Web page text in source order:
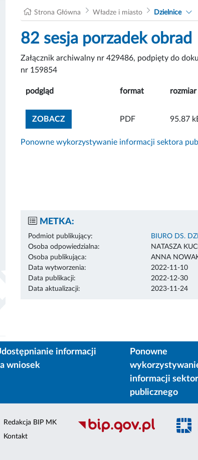
Strona Główna Władze i miasto Dzielnice
82 sesja porzadek obrad
Załącznik archiwalny nr 429486, podpięty do
nr 159854
podgląd format rozmiar
ZOBACZZOBACZ ZAŁĄCZNIK
PDF 95.87
Ponowne wykorzystywanie informacji sektora
METKA:
Podmiot publikujący:
BIURO DS.
Osoba odpowiedzialna:
NATASZA
Osoba publikująca:
ANNA
Data wytworzenia:
2022-11-10
Data publikacji:
2022-12-30
Data aktualizacji:
2023-11-24
informacji
wniosek
Ponowne
informacji
publicznego
Redakcja BIP MK
Kontakt